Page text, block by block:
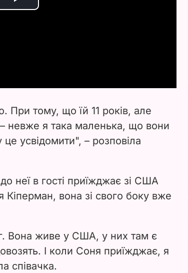
P
i
d
o
При тому, що їй 11 років, але
невже я така маленька, що вони
усвідомити", – розповіла
неї в гості приїжджає зі США
Кіперман, вона зі свого боку вже
Вона живе у США, у них там є
І коли Соня приїжджає, я
співачка.